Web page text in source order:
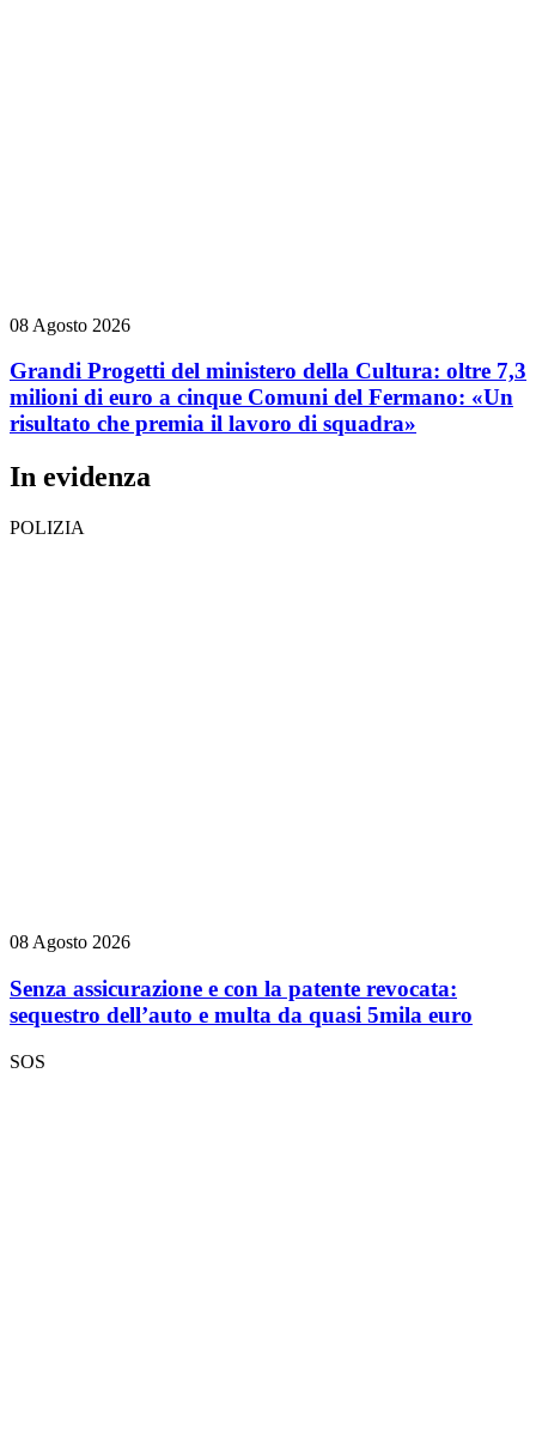
08 Agosto 2026
Grandi Progetti del ministero della Cultura: oltre 7,3
milioni di euro a cinque Comuni del Fermano: «Un
risultato che premia il lavoro di squadra»
In evidenza
POLIZIA
08 Agosto 2026
Senza assicurazione e con la patente revocata:
sequestro dell’auto e multa da quasi 5mila euro
SOS